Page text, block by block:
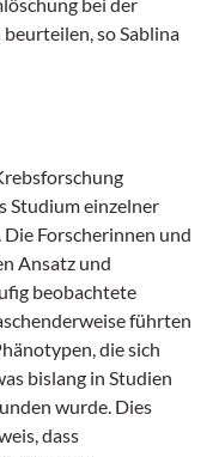
so Sablina
Studium einzelner
Forscherinnen und
Ansatz und
beobachtete
führten
die sich
bislang in Studien
wurde. Dies
dass